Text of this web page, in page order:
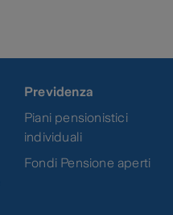
Previdenza
Piani pensionistici
individuali
Fondi Pensione aperti